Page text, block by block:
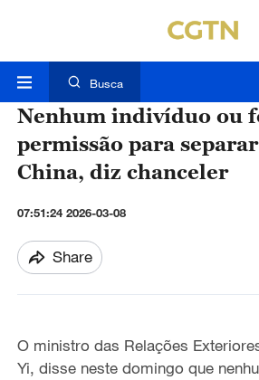
Busca
Nenhum indivíduo ou
permissão para
China, diz chanceler
07:51:24 2026-03-08
Share
O ministro das Relações
Yi, disse neste domingo que